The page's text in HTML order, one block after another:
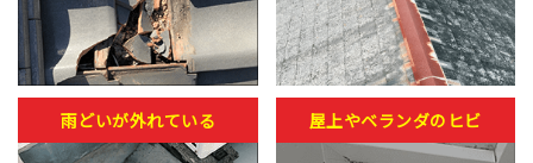
雨どいが外れている 屋上やベランダのヒビ